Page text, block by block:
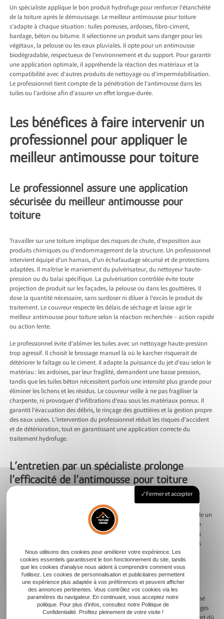
Un spécialiste applique le bon produit hydrofuge pour renforcer l’étanchéité
de la toiture après le démoussage. Le meilleur antimousse pour toiture
s’adapte à chaque situation : tuiles poreuses, ardoises, fibro-ciment,
bardage, béton ou bitume. Il sélectionne un produit sans danger pour les
végétaux, la pelouse ou les eaux pluviales. Il opte pour un antimousse
biodégradable, respectueux de l’environnement et du support. Pour garantir
une application optimale, il appréhende la réaction des matériaux et la
compatibilité avec d’autres produits de nettoyage ou d’imperméabilisation.
Le professionnel tient compte de la pénétration de l’antimousse dans les
tuiles ou l’ardoise afin d’assurer un effet longue-durée.
Les bénéfices à faire intervenir un
professionnel pour appliquer le
meilleur antimousse pour toiture
Le professionnel assure une application
sécurisée du meilleur antimousse pour
toiture
Travailler sur une toiture implique des risques de chute, d’exposition aux
produits chimiques ou d’endommagement de la structure. Un professionnel
intervient équipé d’un harnais, d’un échafaudage sécurisé et de protections
adaptées. Il maîtrise le maniement du pulvérisateur, du nettoyeur haute-
pression ou du balai spécifique. La pulvérisation contrôlée évite toute
projection de produit sur les façades, la pelouse ou dans les gouttières. Il
dose la quantité nécessaire, sans surdoser ni diluer à l’excès le produit de
traitement. Le couvreur respecte les délais de séchage et laisse agir le
meilleur antimousse pour toiture selon la réaction recherchée – action rapide
ou action lente.
Le professionnel évite d’abîmer les tuiles avec un nettoyage haute-pression
trop agressif. Il choisit le brossage manuel là où le karcher risquerait de
détériorer le faîtage ou le ciment. Il adapte la puissance du jet d’eau selon le
matériau : les ardoises, par leur fragilité, demandent une basse pression,
tandis que les tuiles béton nécessitent parfois une intensité plus grande pour
éliminer les lichens et les résidus. Le couvreur veille à ne pas fragiliser la
charpente, ni provoquer d’infiltrations d’eau sous les matériaux poreux. Il
garantit l’évacuation des débris, le rinçage des gouttières et la gestion propre
des eaux usées. L’intervention du professionnel réduit les risques d’accident
et de détérioration, tout en garantissant une application correcte du
traitement hydrofuge.
L’entretien par un spécialiste prolonge
l’efficacité de l’antimousse pour toiture
Le couvreur planifie un entretien régulier du toit pour préserver son
étanchéité et éviter la réapparition de mousses et lichens. Il recommande un
traitement préventif pour protéger durablement la toiture. Un spécialiste
choisit un produit hydrofuge incolore ou coloré selon le type de tuiles ou
d’ardoise. Il applique plusieurs couches si les matériaux se montrent très
poreux. Le professionnel laisse agir le traitement anti mousse le temps
nécessaire, puis vérifie l’uniformité de l’imprégnation. En cas de traces
noires, de dépôts ou de germes persistants, il ajuste la formulation du
produit ou change de solution pour renforcer l’action antimousse.
L’entretien professionnel garantit la longévité de la toiture. Un suivi réalisé
par un couvreur évite la prolifération de micro-organismes, d’algues rouges
Fermer et accepter
Nous utilisons des cookies pour améliorer votre expérience. Les
cookies essentiels garantissent le bon fonctionnement du site, tandis
que les cookies d'analyse nous aident à comprendre comment vous
l'utilisez. Les cookies de personnalisation et publicitaires permettent
une expérience plus adaptée à vos préférences et peuvent afficher
des annonces pertinentes. Vous contrôlez vos cookies via les
paramètres du navigateur. En continuant, vous acceptez notre
politique. Pour plus d'infos, consultez notre Politique de
Confidentialité. Profitez pleinement de votre visite !